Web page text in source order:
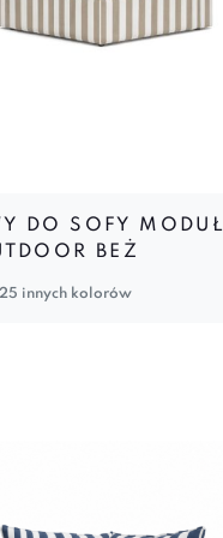
DO SOFY
BEŻ
innych kolorów